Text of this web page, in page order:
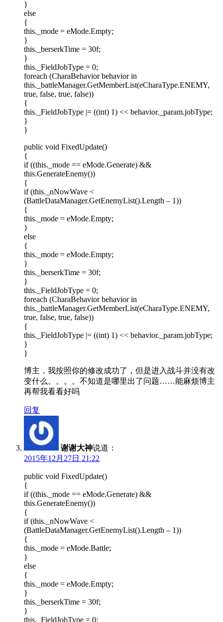
}
else
{
this._mode = eMode.Empty;
}
this._berserkTime = 30f;
}
this._FieldJobType = 0;
foreach (CharaBehavior behavior in
this._battleManager.GetMemberList(eCharaType.ENEMY,
true, false, true, false))
{
this._FieldJobType |= ((int) 1) << behavior._param.jobType;
}
}
public void FixedUpdate()
{
if ((this._mode == eMode.Generate) &&
this.GenerateEnemy())
{
if (this._nNowWave <
(BattleDataManager.GetEnemyList().Length – 1))
{
this._mode = eMode.Empty;
}
else
{
this._mode = eMode.Empty;
}
this._berserkTime = 30f;
}
this._FieldJobType = 0;
foreach (CharaBehavior behavior in
this._battleManager.GetMemberList(eCharaType.ENEMY,
true, false, true, false))
{
this._FieldJobType |= ((int) 1) << behavior._param.jobType;
}
}
博主，我按照你的修改成功了，但是进入战斗并没有改
变什么。。。。不知道是哪里出了问题……能麻烦博主
再帮我看看好吗
回复
谢谢大神说道：
2015年12月27日 21:22
public void FixedUpdate()
{
if ((this._mode == eMode.Generate) &&
this.GenerateEnemy())
{
if (this._nNowWave <
(BattleDataManager.GetEnemyList().Length – 1))
{
this._mode = eMode.Battle;
}
else
{
this._mode = eMode.Empty;
}
this._berserkTime = 30f;
}
this._FieldJobType = 0;